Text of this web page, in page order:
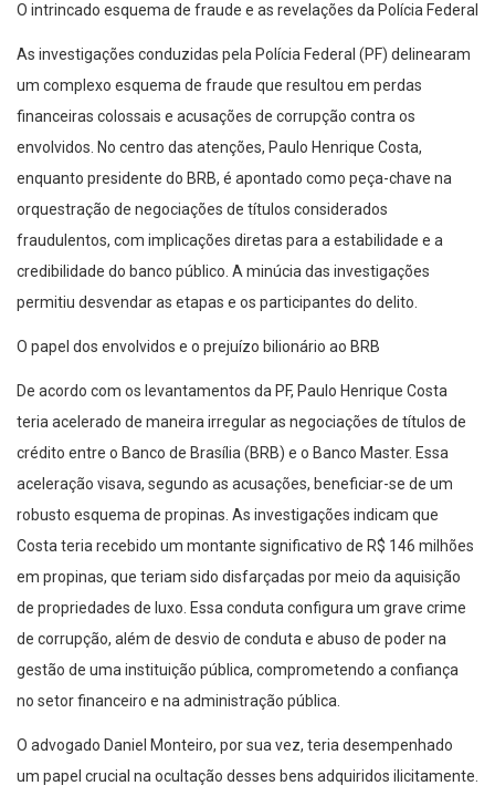
O intrincado esquema de fraude e as revelações da Polícia Federal
As investigações conduzidas pela Polícia Federal (PF) delinearam
um complexo esquema de fraude que resultou em perdas
financeiras colossais e acusações de corrupção contra os
envolvidos. No centro das atenções, Paulo Henrique Costa,
enquanto presidente do BRB, é apontado como peça-chave na
orquestração de negociações de títulos considerados
fraudulentos, com implicações diretas para a estabilidade e a
credibilidade do banco público. A minúcia das investigações
permitiu desvendar as etapas e os participantes do delito.
O papel dos envolvidos e o prejuízo bilionário ao BRB
De acordo com os levantamentos da PF, Paulo Henrique Costa
teria acelerado de maneira irregular as negociações de títulos de
crédito entre o Banco de Brasília (BRB) e o Banco Master. Essa
aceleração visava, segundo as acusações, beneficiar-se de um
robusto esquema de propinas. As investigações indicam que
Costa teria recebido um montante significativo de R$ 146 milhões
em propinas, que teriam sido disfarçadas por meio da aquisição
de propriedades de luxo. Essa conduta configura um grave crime
de corrupção, além de desvio de conduta e abuso de poder na
gestão de uma instituição pública, comprometendo a confiança
no setor financeiro e na administração pública.
O advogado Daniel Monteiro, por sua vez, teria desempenhado
um papel crucial na ocultação desses bens adquiridos ilicitamente.